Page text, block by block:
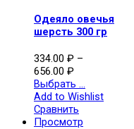
Одеяло овечья
шерсть 300 гр
334.00 ₽ –
656.00 ₽
Выбрать ...
Add to Wishlist
Сравнить
Просмотр